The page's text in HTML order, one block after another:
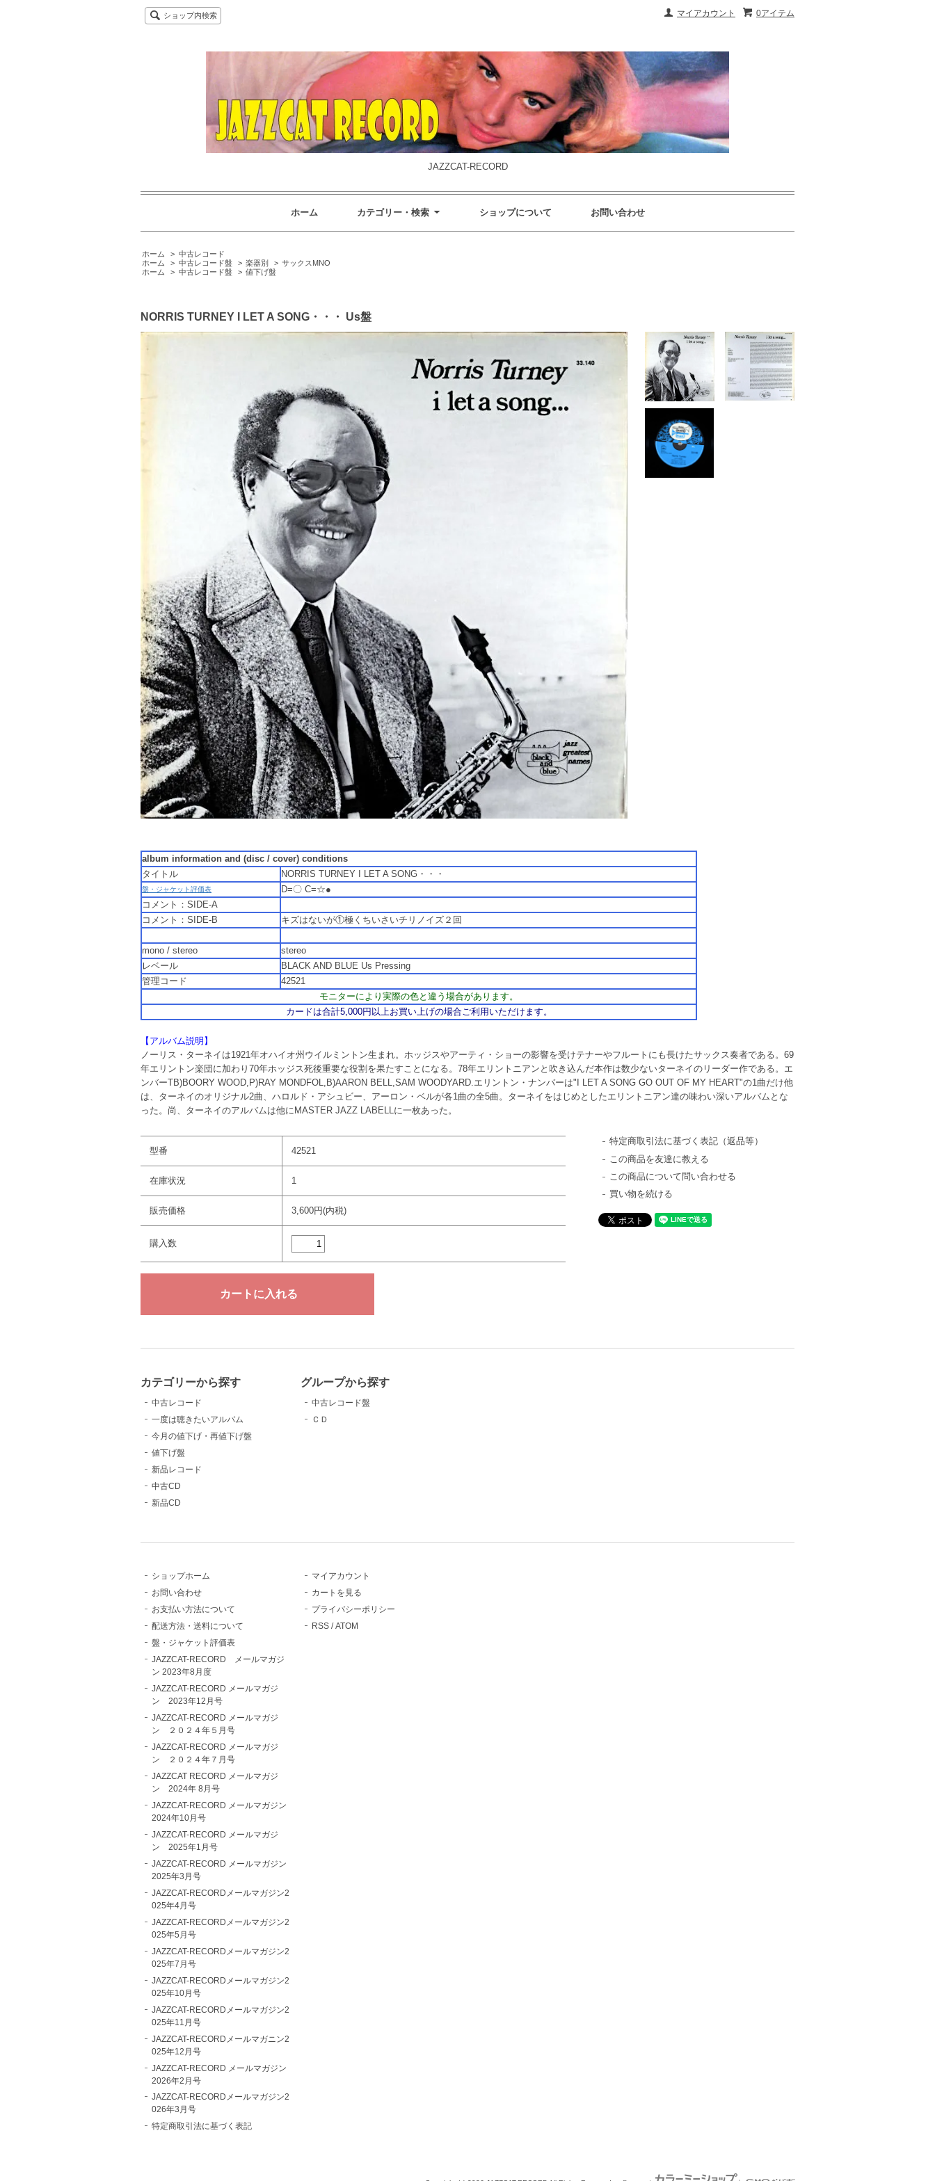
0アイテム
マイアカウント
ショップ内検索
JAZZCAT-RECORD
ホーム カテゴリー・検索 ショップについて お問い合わせ
ホーム > 中古レコード
ホーム
> 中古レコード盤 > 楽器別 > サックスMNO
ホーム
> 中古レコード盤 > 値下げ盤
NORRIS TURNEY I LET A SONG・・・ Us盤
album information and (disc / cover) conditions
タイトル
NORRIS TURNEY I LET A SONG・・・
盤・ジャケット評価表
D=〇 C=☆●
コメント：SIDE-A
コメント：SIDE-B
キズはないが①極くちいさいチリノイズ２回
mono / stereo
stereo
レベール
BLACK AND BLUE Us Pressing
管理コード
42521
モニターにより実際の色と違う場合があります。
カードは合計5,000円以上お買い上げの場合ご利用いただけます。
【アルバム説明】
ノーリス・ターネイは1921年オハイオ州ウイルミントン生まれ。ホッジスやアーティ・ショーの影響を受けテナーやフルートにも長けたサックス奏者である。69
年エリントン楽団に加わり70年ホッジス死後重要な役割を果たすことになる。78年エリントニアンと吹き込んだ本作は数少ないターネイのリーダー作である。エ
ンバーTB)BOORY WOOD,P)RAY MONDFOL,B)AARON BELL,SAM WOODYARD.エリントン・ナンバーは"I LET A SONG GO OUT OF MY HEART"の1曲だけ他
は、ターネイのオリジナル2曲、ハロルド・アシュビー、アーロン・ベルが各1曲の全5曲。ターネイをはじめとしたエリントニアン達の味わい深いアルバムとな
った。尚、ターネイのアルバムは他にMASTER JAZZ LABELLに一枚あった。
型番 42521
在庫状況 1
販売価格 3,600円(内税)
購入数
特定商取引法に基づく表記（返品等）
この商品を友達に教える
この商品について問い合わせる
買い物を続ける
カテゴリーから探す
中古レコード
一度は聴きたいアルバム
今月の値下げ・再値下げ盤
値下げ盤
新品レコード
中古CD
新品CD
グループから探す
中古レコード盤
ＣＤ
ショップホーム
お問い合わせ
お支払い方法について
配送方法・送料について
盤・ジャケット評価表
JAZZCAT-RECORD メールマガジ
ン 2023年8月度
JAZZCAT-RECORD メールマガジ
ン 2023年12月号
JAZZCAT-RECORD メールマガジ
ン ２０２４年５月号
JAZZCAT-RECORD メールマガジ
ン ２０２４年７月号
JAZZCAT RECORD メールマガジ
ン 2024年 8月号
JAZZCAT-RECORD メールマガジン
2024年10月号
JAZZCAT-RECORD メールマガジ
ン 2025年1月号
JAZZCAT-RECORD メールマガジン
2025年3月号
JAZZCAT-RECORDメールマガジン2
025年4月号
JAZZCAT-RECORDメールマガジン2
025年5月号
JAZZCAT-RECORDメールマガジン2
025年7月号
JAZZCAT-RECORDメールマガジン2
025年10月号
JAZZCAT-RECORDメールマガジン2
025年11月号
JAZZCAT-RECORDメールマガニン2
025年12月号
JAZZCAT-RECORD メールマガジン
2026年2月号
JAZZCAT-RECORDメールマガジン2
026年3月号
特定商取引法に基づく表記
マイアカウント
カートを見る
プライバシーポリシー
RSS /ATOM